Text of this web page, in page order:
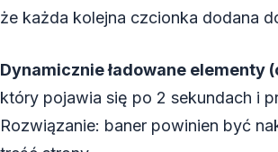
że każda kolejna czcionka dodana
Dynamicznie ładowane elementy
który pojawia się po 2 sekundach i
Rozwiązanie: baner powinien być